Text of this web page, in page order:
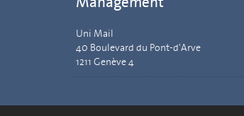
Uni Mail
40 Boulevard du Pont-d'Arve
1211 Genève 4